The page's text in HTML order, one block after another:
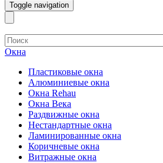
Toggle navigation
Окна
Пластиковые окна
Алюминиевые окна
Окна Rehau
Окна Века
Раздвижные окна
Нестандартные окна
Ламинированные окна
Коричневые окна
Витражные окна